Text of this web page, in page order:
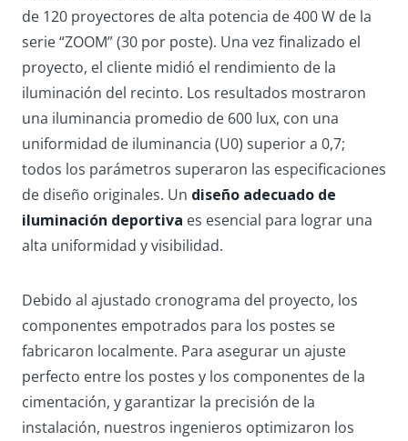
de 120 proyectores de alta potencia de 400 W de la
serie “ZOOM” (30 por poste). Una vez finalizado el
proyecto, el cliente midió el rendimiento de la
iluminación del recinto. Los resultados mostraron
una iluminancia promedio de 600 lux, con una
uniformidad de iluminancia (U0) superior a 0,7;
todos los parámetros superaron las especificaciones
de diseño originales. Un diseño adecuado de
iluminación deportiva es esencial para lograr una
alta uniformidad y visibilidad.
Debido al ajustado cronograma del proyecto, los
componentes empotrados para los postes se
fabricaron localmente. Para asegurar un ajuste
perfecto entre los postes y los componentes de la
cimentación, y garantizar la precisión de la
instalación, nuestros ingenieros optimizaron los